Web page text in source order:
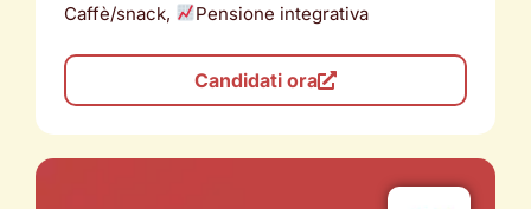
Caffè/snack,
Pensione integrativa
Candidati ora